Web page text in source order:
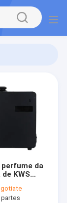
perfume da
KWS
do CE
partes